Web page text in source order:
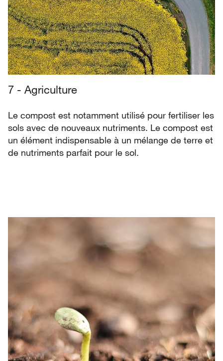
7 - Agriculture
Le compost est notamment utilisé pour fertiliser les
sols avec de nouveaux nutriments. Le compost est
un élément indispensable à un mélange de terre et
de nutriments parfait pour le sol.